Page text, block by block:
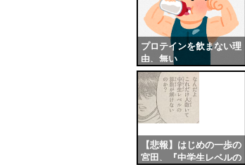
プロテインを飲まない理
由、無い
【悲報】はじめの一歩の
宮田、『中学生レベルの